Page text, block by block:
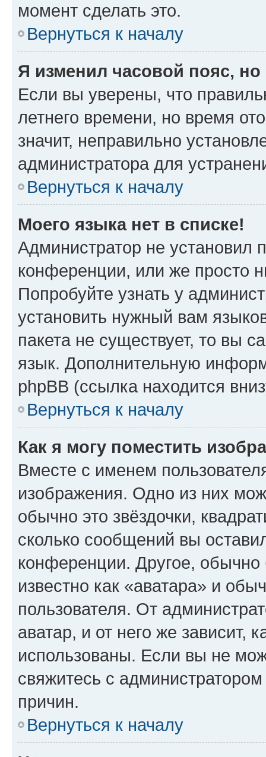
момент сделать это.
Вернуться к началу
Я изменил часовой пояс,
Если вы уверены, что
летнего времени, но время
значит, неправильно
администратора для
Вернуться к началу
Моего языка нет в списке!
Администратор не установил
конференции, или же просто
Попробуйте узнать у
установить нужный вам
пакета не существует, то вы
язык. Дополнительную
phpBB (ссылка находится
Вернуться к началу
Как я могу поместить
Вместе с именем
изображения. Одно из них
обычно это звёздочки,
сколько сообщений вы
конференции. Другое,
известно как «аватара» и
пользователя. От
аватар, и от него же зависит,
использованы. Если вы не
свяжитесь с
причин.
Вернуться к началу